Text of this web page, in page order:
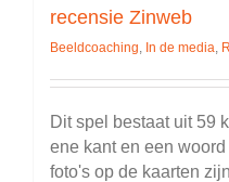
recensie Zinweb
Beeldcoaching In de media
Dit spel bestaat uit 59
ene kant en een
foto's op de kaarten